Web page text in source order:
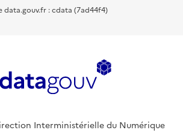
data.gouv.fr : cdata (7ad44f4)
Interministérielle du Numérique